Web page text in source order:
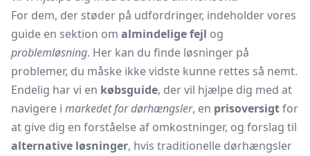
For dem, der støder på udfordringer, indeholder vores
guide en sektion om almindelige fejl og
problemløsning. Her kan du finde løsninger på
problemer, du måske ikke vidste kunne rettes så nemt.
Endelig har vi en købsguide, der vil hjælpe dig med at
navigere i markedet for dørhængsler, en prisoversigtfor
at give dig en forståelse af omkostninger, og forslag til
alternative løsninger, hvis traditionelle dørhængsler